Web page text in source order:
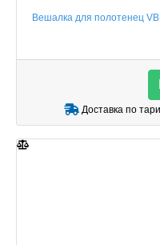
Вешалка для полотенец
Доставка по